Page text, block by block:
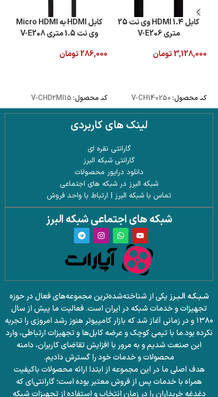
کابل 1.4 HDMI وی نت 25
متری V-E206
3,128,000تومان
کد محصول: V-CH140250
کابل HDMI به Micro HDMI
وی نت 1.5 متری V-E208
286,000تومان
کد محصول: V-CHD2MI15
لینک های کاربردی
گارانتی نقره ای
گارانتی شبکه البرز
دانلود درایور محصولات
شبکه البرز در شبکه های اجتماعی
تماس با شبکه البرز | ارتباط با واحد فروش
شبکه های اجتماعی شبکه البرز
شـبـکـه الـبـرز یکی از شناخته‌شده‌ترین مجموعه‌های فعال در حوزه
تجهیزات و خدمات شبکه در ایران است. فعالیت ما پیش از سال
۱۳۸۰ و در زمانی آغاز شد که بازار کامپیوتر هنوز رشد امروزی را تجربه
نکرده بود.ما با تیمی کوچک و عرضه کابل‌ها و تجهیزات ارتباطی، وارد
این صنعت شدیم و به مرور با افزایش تقاضای کاربران، دامنه
محصولات و خدمات خود را گسترش دادیم.
هدف اصلی ما در این مجموعه از ابتدا ارائه محصولات باکیفیت
همراه با خدمات پس از فروش معتبر بوده است؛ گارانتی‌ای که
دغدغه خریداران را در زمان انتخاب و استفاده از تجهیزات شبکه